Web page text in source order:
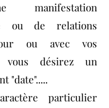
manifestation
ou de relations
ou avec vos
vous désirez un
"date".....
particulier